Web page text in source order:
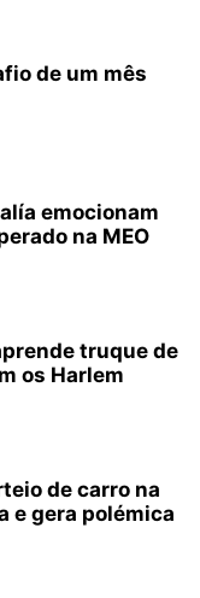
de um mês
emocionam
na MEO
truque de
os Harlem
de carro na
e gera polémica